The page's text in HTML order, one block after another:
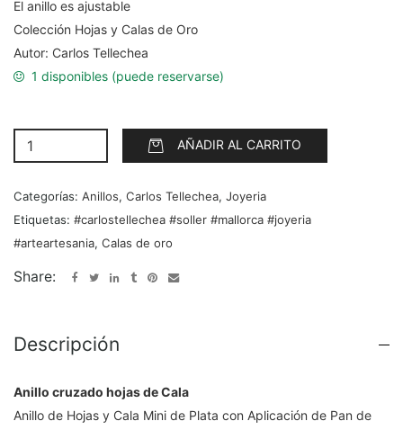
El anillo es ajustable
Colección Hojas y Calas de Oro
Autor: Carlos Tellechea
1 disponibles (puede reservarse)
AÑADIR AL CARRITO
Categorías: Anillos, Carlos Tellechea, Joyeria
Etiquetas: #carlostellechea #soller #mallorca #joyeria
#arteartesania, Calas de oro
Share:
Descripción
Anillo cruzado hojas de Cala
Anillo de Hojas y Cala Mini de Plata con Aplicación de Pan de